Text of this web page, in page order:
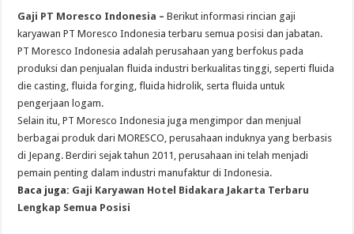
Gaji PT Moresco Indonesia – Berikut informasi rincian gaji
karyawan PT Moresco Indonesia terbaru semua posisi dan jabatan.
PT Moresco Indonesia adalah perusahaan yang berfokus pada
produksi dan penjualan fluida industri berkualitas tinggi, seperti fluida
die casting, fluida forging, fluida hidrolik, serta fluida untuk
pengerjaan logam.
Selain itu, PT Moresco Indonesia juga mengimpor dan menjual
berbagai produk dari MORESCO, perusahaan induknya yang berbasis
di Jepang. Berdiri sejak tahun 2011, perusahaan ini telah menjadi
pemain penting dalam industri manufaktur di Indonesia.
Baca juga: Gaji Karyawan Hotel Bidakara Jakarta Terbaru
Lengkap Semua Posisi